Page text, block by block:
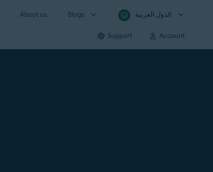
About us Blogs الدول العربية
Support Account